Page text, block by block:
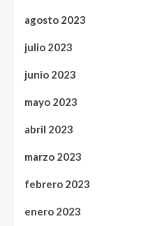
agosto 2023
julio 2023
junio 2023
mayo 2023
abril 2023
marzo 2023
febrero 2023
enero 2023